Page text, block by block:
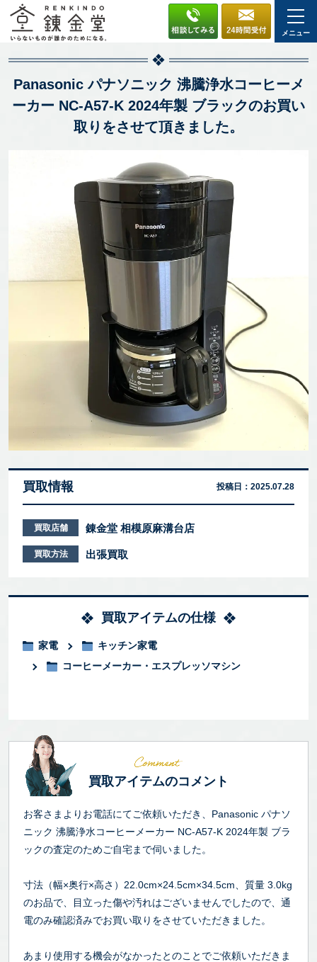
メニュー
Panasonic パナソニック 沸騰浄水コーヒーメ
ーカー NC-A57-K 2024年製 ブラックのお買い
取りをさせて頂きました。
買取情報 投稿日： 2025.07.28
買取店舗 錬金堂 相模原麻溝台店
買取方法 出張買取
買取アイテムの仕様
家電
キッチン家電
コーヒーメーカー・エスプレッソマシン
買取アイテムのコメント
お客さまよりお電話にてご依頼いただき、Panasonic パナソ
ニック 沸騰浄水コーヒーメーカー NC-A57-K 2024年製 ブラ
ックの査定のためご自宅まで伺いました。
寸法（幅×奥行×高さ）22.0cm×24.5cm×34.5cm、質量 3.0kg
のお品で、目立った傷や汚れはございませんでしたので、通
電のみ確認済みでお買い取りをさせていただきました。
あまり使用する機会がなかったとのことでご依頼いただきま